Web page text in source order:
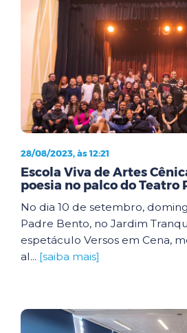
28/08/2023, às 12:21
Escola Viva de Artes
poesia no palco do Teatro
No dia 10 de setembro,
Padre Bento, no Jardim
espetáculo Versos em Cena,
al... [saiba mais]